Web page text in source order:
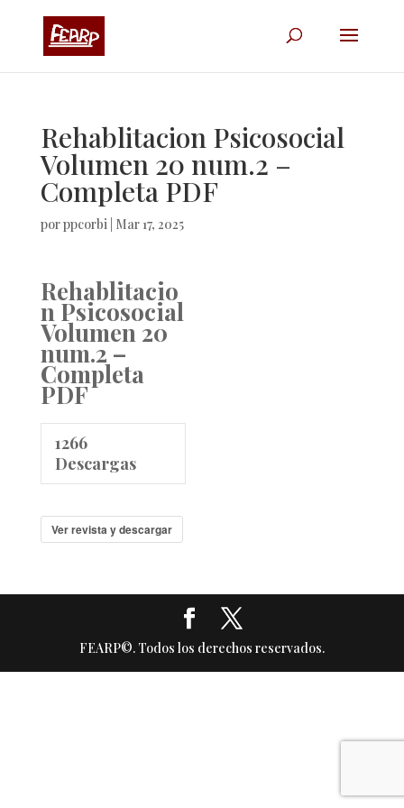
Rehablitacion Psicosocial
Volumen 20 num.2 –
Completa PDF
porppcorbi| Mar 17, 2025
Rehablitacio
n Psicosocial
Volumen 20
num.2 –
Completa
PDF
1266
Descargas
Ver revista y descargar
FEARP©. Todos los derechos reservados.